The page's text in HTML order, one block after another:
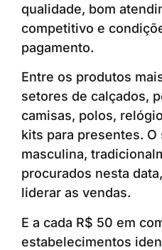
qualidade, bom
competitivo e
pagamento.
Entre os produtos
setores de calçados,
camisas, polos,
kits para presentes.
masculina,
procurados nesta
liderar as vendas.
E a cada R$ 50 em
estabelecimentos